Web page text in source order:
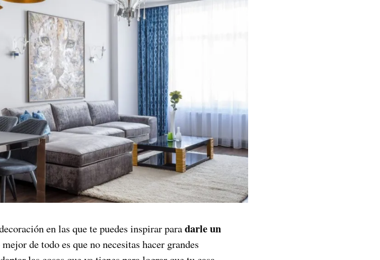
en las que te puedes inspirar paradarle un
de todo es que no necesitas hacer grandes